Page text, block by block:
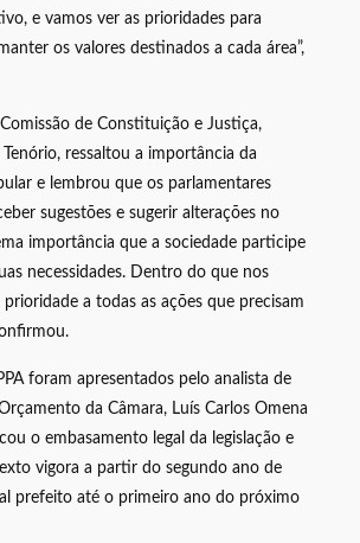
e vamos ver as prioridades para
os valores destinados a cada área”,
de Constituição e Justiça,
ressaltou a importância da
e lembrou que os parlamentares
sugestões e sugerir alterações no
importância que a sociedade participe
necessidades. Dentro do que nos
a todas as ações que precisam
foram apresentados pelo analista de
da Câmara, Luís Carlos Omena
o embasamento legal da legislação e
vigora a partir do segundo ano de
prefeito até o primeiro ano do próximo